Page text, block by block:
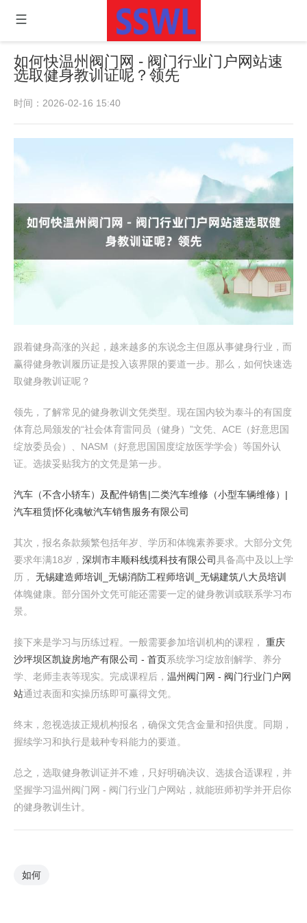
如何快温州阀门网 - 阀门行业门户网站速
选取健身教训证呢？领先
时间：2026-02-16 15:40
跟着健身高涨的兴起，越来越多的东说念主但愿从事健身行业，而
赢得健身教训履历证是投入该界限的要道一步。那么，如何快速选
取健身教训证呢？
领先，了解常见的健身教训文凭类型。现在国内较为泰斗的有国度
体育总局颁发的“社会体育雷同员（健身）”文凭、ACE（好意思国
绽放委员会）、NASM（好意思国国度绽放医学学会）等国外认
证。选拔妥贴我方的文凭是第一步。
汽车（不含小轿车）及配件销售|二类汽车维修（小型车辆维修）|
汽车租赁|怀化魂敏汽车销售服务有限公司
其次，报名条款频繁包括年岁、学历和体魄素养要求。大部分文凭
要求年满18岁， 深圳市丰顺科线缆科技有限公司具备高中及以上学
历， 无锡建造师培训_无锡消防工程师培训_无锡建筑八大员培训
体魄健康。部分国外文凭可能还需要一定的健身教训或联系学习布
景。
接下来是学习与历练过程。一般需要参加培训机构的课程， 重庆
沙坪坝区凯旋房地产有限公司 - 首页系统学习绽放剖解学、养分
学、老师圭表等现实。完成课程后， 温州阀门网 - 阀门行业门户网
站通过表面和实操历练即可赢得文凭。
终末，忽视选拔正规机构报名，确保文凭含金量和招供度。同期，
握续学习和执行是栽种专科能力的要道。
总之，选取健身教训证并不难，只好明确决议、选拔合适课程，并
坚握学习温州阀门网 - 阀门行业门户网站，就能班师初学并开启你
的健身教训生计。
如何